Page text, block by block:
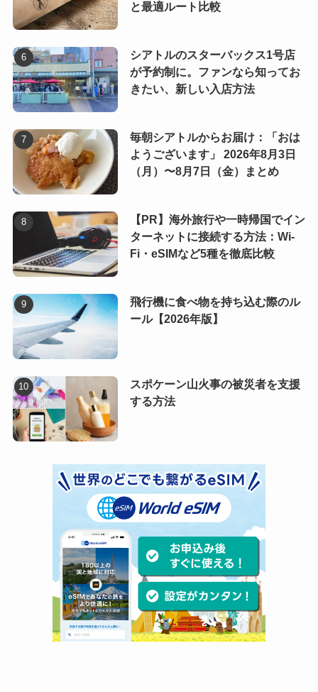
と最適ルート比較
シアトルのスターバックス1号店
が予約制に。ファンなら知ってお
きたい、新しい入店方法
毎朝シアトルからお届け：「おは
ようございます」 2026年8月3日
（月）〜8月7日（金）まとめ
【PR】海外旅行や一時帰国でイン
ターネットに接続する方法：Wi-
Fi・eSIMなど5種を徹底比較
飛行機に食べ物を持ち込む際のル
ール【2026年版】
スポケーン山火事の被災者を支援
する方法